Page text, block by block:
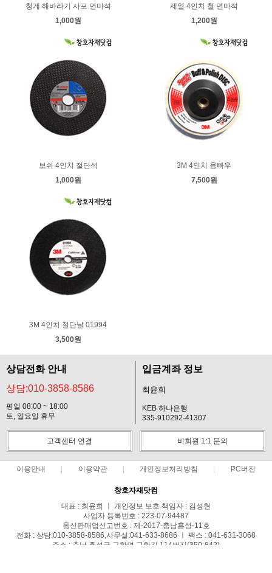
청계 해바라기 사포 연마석
1,000원
제일 4인치 철 연마석
1,200원
보쉬 4인치 절단석
1,000원
3M 4인치 융빠우
7,500원
3M 4인치 절단날 01994
3,500원
상담전화 안내
상담:010-3858-8586
평일 08:00 ~ 18:00
토, 일요일 휴무
입금계좌 정보
최윤희
KEB 하나은행
335-910292-41307
고객센터 연결 비회원 1:1 문의
이용안내 이용약관 개인정보처리방침 PC버전
창호자재닷컴
대표 : 최윤희 ㅣ 개인정보 보호 책임자 : 김성현
사업자 등록번호 : 223-07-94487
통신판매업신고번호 : 제-2017-충남홍성-11호
전화 : 상담:010-3858-8586,사무실:041-633-8686 ㅣ 팩스 : 041-631-3068
주소 : 충남 홍성군 구항면 구항길 114번지(350-842)